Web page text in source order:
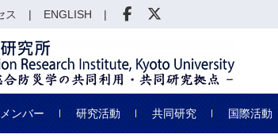
ンバー 研究活動 共同研究 国際活動
ス ENGLISH